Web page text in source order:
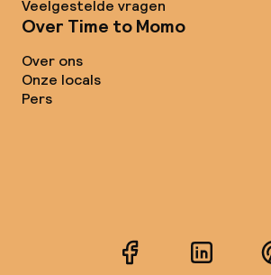
Veelgestelde vragen
Over Time to Momo
Over ons
Onze locals
Pers
FacebookLinkedIn